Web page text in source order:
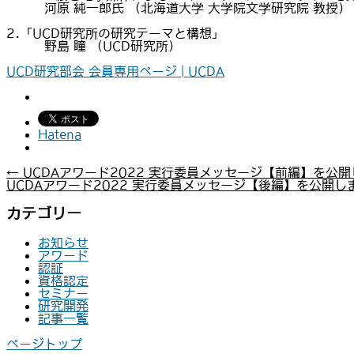
河原 純一郎氏 （北海道大学 大学院文学研究院 教授）
2.「UCD研究所の研究テーマと構想」
野島 瞳 （UCD研究所）
UCD研究部会 会員専用ページ | UCDA
Hatena
← UCDAアワード2022 実行委員メッセージ【前編】を公開
UCDAアワード2022 実行委員メッセージ【後編】を公開し
カテゴリー
お知らせ
アワード
認証
資格認定
セミナー
研究開発
記事一覧
ページトップ